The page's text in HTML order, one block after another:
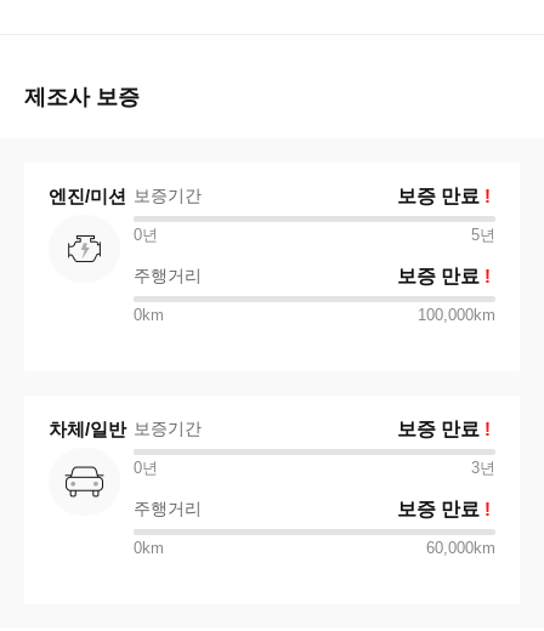
제조사 보증
엔진/미션 보증기간 보증 만료 !
0년 5년
주행거리 보증 만료 !
0km 100,000km
차체/일반 보증기간 보증 만료 !
0년 3년
주행거리 보증 만료 !
0km 60,000km